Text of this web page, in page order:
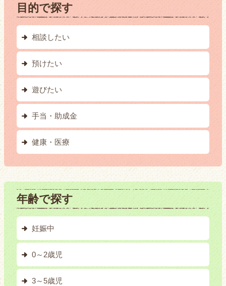
目的で探す
相談したい
預けたい
遊びたい
手当・助成金
健康・医療
年齢で探す
妊娠中
0～2歳児
3～5歳児